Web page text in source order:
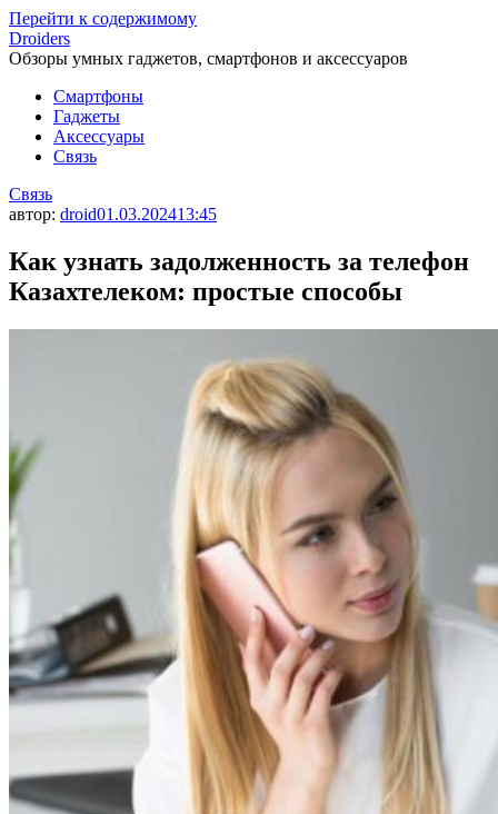
Перейти к содержимому
Droiders
Обзоры умных гаджетов, смартфонов и аксессуаров
Смартфоны
Гаджеты
Аксессуары
Связь
Связь
автор: droid01.03.202413:45
Как узнать задолженность за телефон
Казахтелеком: простые способы